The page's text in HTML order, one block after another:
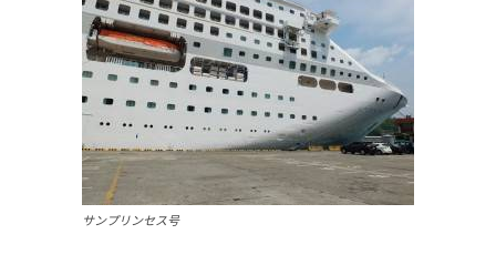
サンプリンセス号